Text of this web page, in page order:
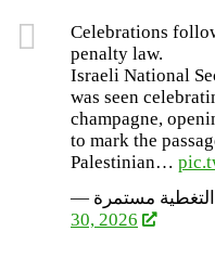
Celebrations
penalty law.
Israeli National
was seen
champagne,
to mark the
Palestinian…
30, 2026